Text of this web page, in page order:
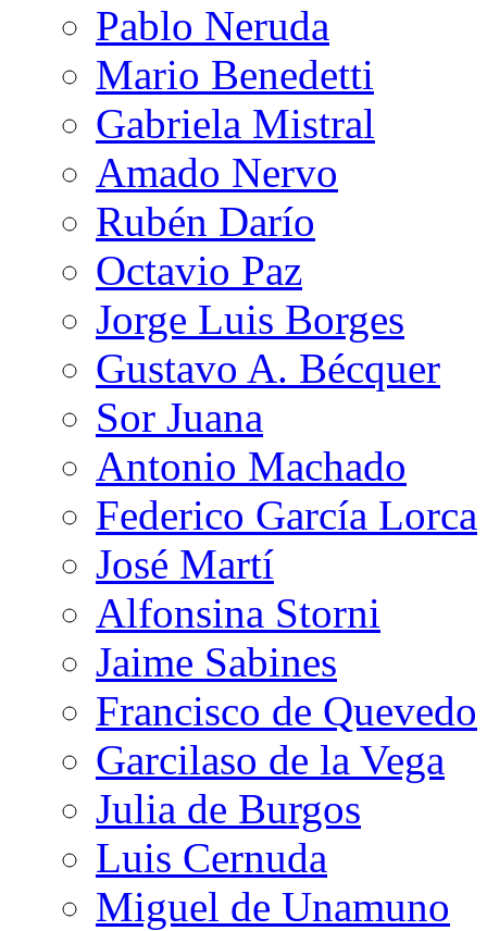
Pablo Neruda
Mario Benedetti
Gabriela Mistral
Amado Nervo
Rubén Darío
Octavio Paz
Jorge Luis Borges
Gustavo A. Bécquer
Sor Juana
Antonio Machado
Federico García Lorca
José Martí
Alfonsina Storni
Jaime Sabines
Francisco de Quevedo
Garcilaso de la Vega
Julia de Burgos
Luis Cernuda
Miguel de Unamuno